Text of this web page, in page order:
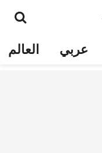
عربي العالم